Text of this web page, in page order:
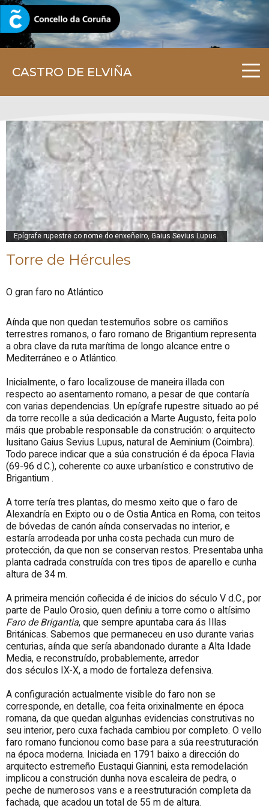
CASTRO DE ELVIÑA
CORUNA.GAL
Epígrafe rupestre co nome do enxeñeiro, Gaius Sevius Lupus.
Torre de Hércules
O gran faro no Atlántico
Aínda que non quedan testemuños sobre os camiños
terrestres romanos, o faro romano de Brigantium representa
a obra clave da ruta marítima de longo alcance entre o
Mediterráneo e o Atlántico.
Inicialmente, o faro localizouse de maneira illada con
respecto ao asentamento romano, a pesar de que contaría
con varias dependencias. Un epígrafe rupestre situado ao pé
da torre recolle a súa dedicación a Marte Augusto, feita polo
máis que probable responsable da construción: o arquitecto
lusitano Gaius Sevius Lupus, natural de Aeminium (Coimbra).
Todo parece indicar que a súa construción é da época Flavia
(69-96 d.C.), coherente co auxe urbanístico e construtivo de
Brigantium .
A torre tería tres plantas, do mesmo xeito que o faro de
Alexandría en Exipto ou o de Ostia Antica en Roma, con teitos
de bóvedas de canón aínda conservadas no interior, e
estaría arrodeada por unha costa pechada cun muro de
protección, da que non se conservan restos. Presentaba unha
planta cadrada construída con tres tipos de aparello e cunha
altura de 34 m.
A primeira mención coñecida é de inicios do século V d.C., por
parte de Paulo Orosio, quen definiu a torre como o altísimo
Faro de Brigantia, que sempre apuntaba cara ás Illas
Británicas. Sabemos que permaneceu en uso durante varias
centurias, aínda que sería abandonado durante a Alta Idade
Media, e reconstruído, probablemente, arredor
dos séculos IX-X, a modo de fortaleza defensiva.
A configuración actualmente visible do faro non se
corresponde, en detalle, coa feita orixinalmente en época
romana, da que quedan algunhas evidencias construtivas no
seu interior, pero cuxa fachada cambiou por completo. O vello
faro romano funcionou como base para a súa reestruturación
na época moderna. Iniciada en 1791 baixo a dirección do
arquitecto estremeño Eustaqui Giannini, esta remodelación
implicou a construción dunha nova escaleira de pedra, o
peche de numerosos vans e a reestruturación completa da
fachada, que acadou un total de 55 m de altura.